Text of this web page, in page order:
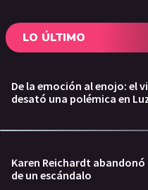
LO ÚLTIMO
De la emoción al enojo: el
desató una polémica en
Karen Reichardt abandonó
de un escándalo